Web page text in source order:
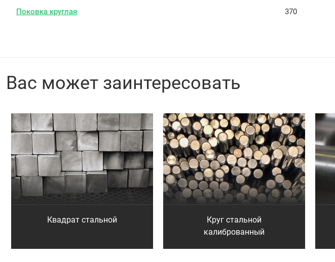
Поковка круглая 370
Вас может заинтересовать
Квадрат стальной
Круг стальной
калиброванный